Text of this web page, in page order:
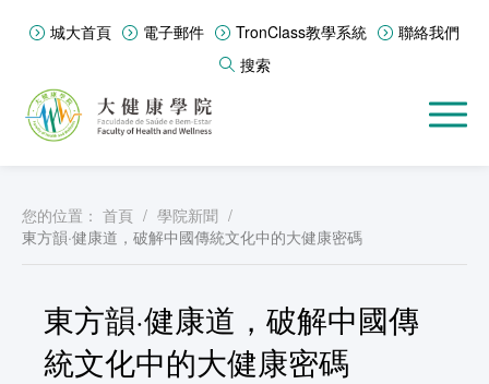
城大首頁 電子郵件 TronClass教學系統
聯絡我們
搜索
您的位置： 首頁 / 學院新聞 /
東方韻·健康道，破解中國傳統文化中的大健康密碼
東方韻·健康道，破解中國傳
統文化中的大健康密碼